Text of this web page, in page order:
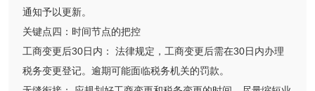
通知予以更新。
关键点四：时间节点的把控
工商变更后30日内： 法律规定，工商变更后需在30日内办理
税务变更登记。逾期可能面临税务机关的罚款。